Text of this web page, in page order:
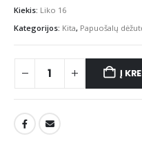
was:
€31.99.
Kiekis: Liko 16
Kategorijos: Kita, Papuošalų
Į